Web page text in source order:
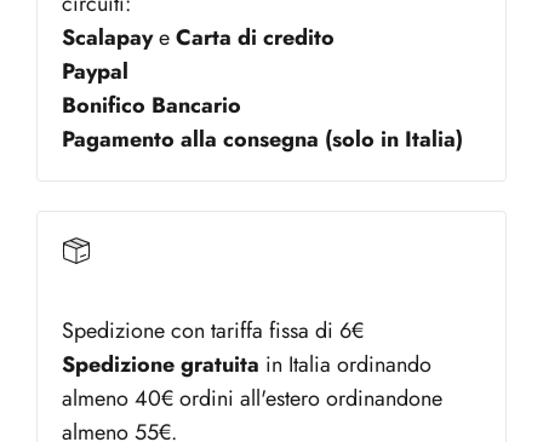
ScalapayeCarta di credito
Paypal
Bonifico Bancario
Pagamento alla consegna (solo in Italia)
Spedizione con tariffa fissa di 6€
Spedizione gratuita in Italia ordinando
almeno 40€ ordini all'estero ordinandone
almeno 55€.